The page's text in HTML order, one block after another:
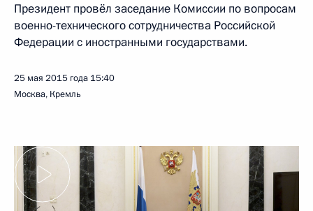
Президент провёл заседание Комиссии по вопросам
военно-технического сотрудничества Российской
Федерации с иностранными государствами.
25 мая 2015 года 15:40
Москва, Кремль